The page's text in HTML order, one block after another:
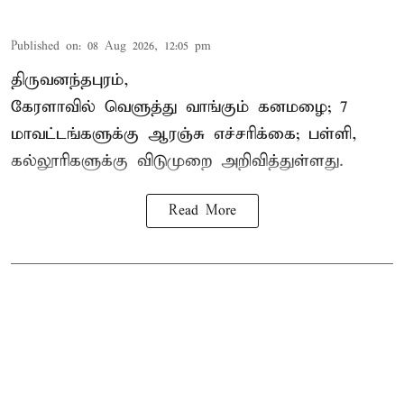
Published on: 08 Aug 2026, 12:05 pm
திருவனந்தபுரம்,
கேரளாவில் வெளுத்து வாங்கும் கனமழை; 7
மாவட்டங்களுக்கு ஆரஞ்சு எச்சரிக்கை; பள்ளி,
கல்லூரிகளுக்கு விடுமுறை அறிவித்துள்ளது.
Read More